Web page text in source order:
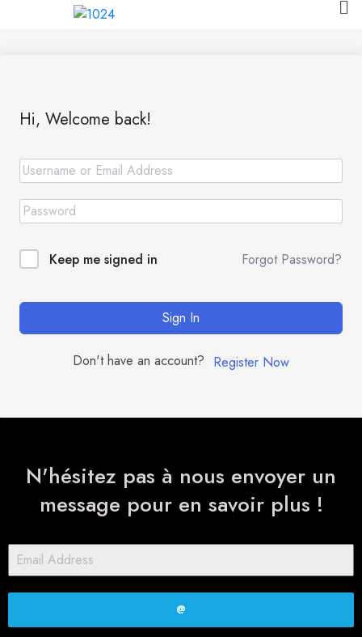
Hi, Welcome back!
Keep me signed in Forgot Password?
Sign In
Don't have an account? Register Now
N'hésitez pas à nous envoyer un
message pour en savoir plus !
@